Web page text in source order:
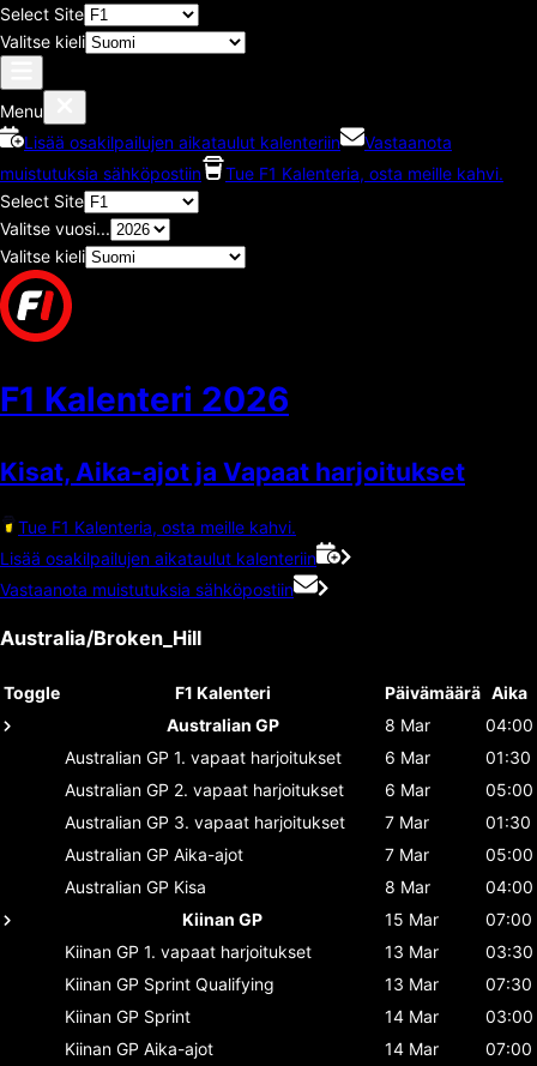
Select Site
Valitse kieli
Menu
Lisää osakilpailujen aikataulut kalenteriin
Vastaanota
muistutuksia sähköpostiin
Tue F1 Kalenteria, osta meille kahvi.
Select Site
Valitse vuosi...
Valitse kieli
F1 Kalenteri 2026
Kisat, Aika-ajot ja Vapaat harjoitukset
Tue F1 Kalenteria, osta meille kahvi.
Lisää osakilpailujen aikataulut kalenteriin
Vastaanota muistutuksia sähköpostiin
Australia/Broken_Hill
Toggle F1 Kalenteri Päivämäärä Aika
Australian GP
8 Mar
04:00
Australian GP 1. vapaat harjoitukset 6 Mar
01:30
Australian GP 2. vapaat harjoitukset 6 Mar
05:00
Australian GP 3. vapaat harjoitukset 7 Mar
01:30
Australian GP Aika-ajot 7 Mar
05:00
Australian GP Kisa 8 Mar
04:00
Kiinan GP
15 Mar
07:00
Kiinan GP 1. vapaat harjoitukset 13 Mar
03:30
Kiinan GP Sprint Qualifying 13 Mar
07:30
Kiinan GP Sprint 14 Mar
03:00
Kiinan GP Aika-ajot 14 Mar
07:00